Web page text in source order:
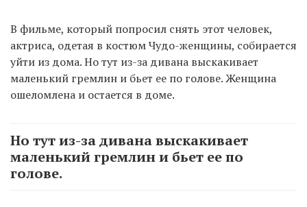
В фильме, который попросил снять этот человек,
актриса, одетая в костюм Чудо-женщины, собирается
уйти из дома. Но тут из-за дивана выскакивает
маленький гремлин и бьет ее по голове. Женщина
ошеломлена и остается в доме.
Но тут из-за дивана выскакивает
маленький гремлин и бьет ее по
голове.